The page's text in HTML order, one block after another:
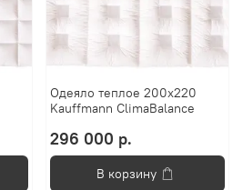
Одеяло теплое 200х220
Kauffmann ClimaBalance
296 000 р.
В корзину